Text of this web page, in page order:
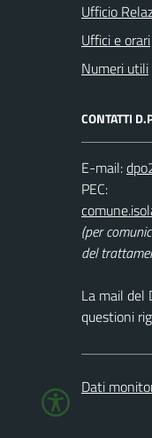
Ufficio
Uffici e orari
Numeri utili
CONTATTI
E-mail:
PEC:
(per
del
La mail del
questioni
Dati